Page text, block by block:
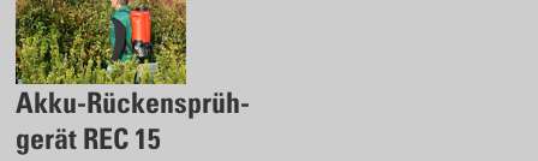
Akku-Rückensprüh-
gerät REC 15